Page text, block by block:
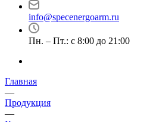
info@specenergoarm.ru
Пн. – Пт.: с 8:00 до 21:00
Главная
—
Продукция
—